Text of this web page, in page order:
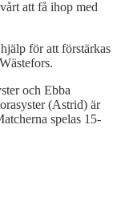
att få ihop med
för att förstärkas
och Ebba
(Astrid) är
spelas 15-